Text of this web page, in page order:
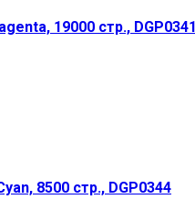
19000 стр., DGP0341
8500 стр., DGP0344